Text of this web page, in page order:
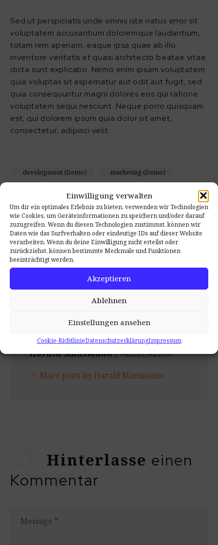
Einwilligung verwalten
Um dir ein optimales Erlebnis zu bieten, verwenden wir Technologien
wie Cookies, um Geräteinformationen zu speichern und/oder darauf
zuzugreifen. Wenn du diesen Technologien zustimmst, können wir
Daten wie das Surfverhalten oder eindeutige IDs auf dieser Website
verarbeiten. Wenn du deine Einwilligung nicht erteilst oder
zurückziehst, können bestimmte Merkmale und Funktionen
beeinträchtigt werden.
Akzeptieren
Ablehnen
Einstellungen ansehen
Cookie-RichtlinieDatenschutzerklärungImpressum
Sed ut perspiciatis unde omnis iste natus error sit
voluptatem accusantium doloremque laudantium,
totam rem aperiam, eaque ipsa quae ab illo
inventore veritatis et quasi architecto beatae vitae
dicta sunt explicabo. Nemo enim ipsam voluptatem
quia voluptas sit aspernatur aut odit aut fugit, sed
quia consequuntur magni dolores eos qui ratione
voluptatem sequi nesciunt. Neque porro quisquam
est, qui dolorem ipsum quia dolor sit amet,
consectetur, adipisci velit.
development (Demo)
marketing (Demo)
Harald Mansmann/ About Author
More posts by Harald Mansmann
Hinterlasse einen
Kommentar